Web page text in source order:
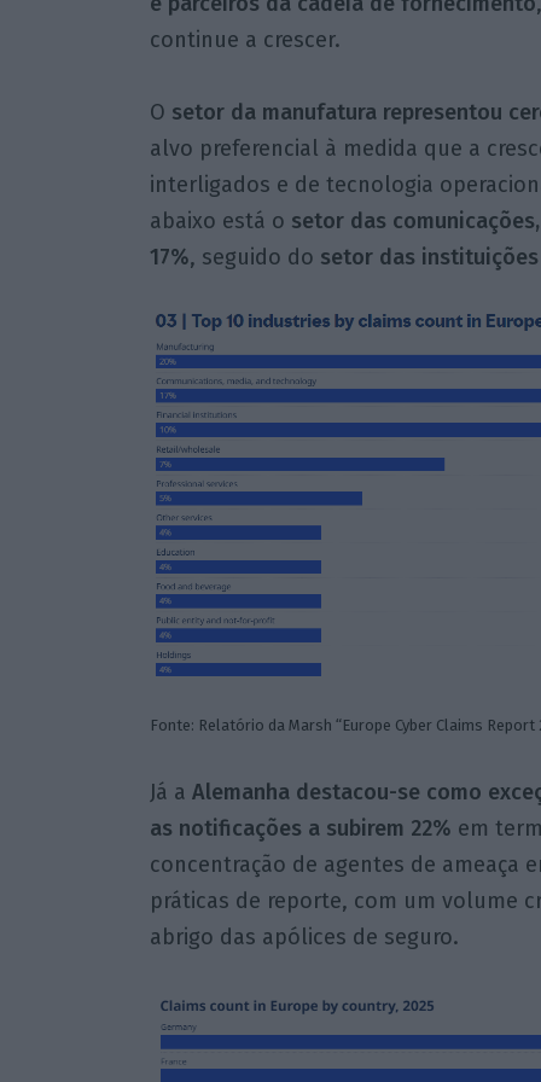
continue a crescer.
O setor da manufatura representou
alvo preferencial à medida que a
interligados e de tecnologia
abaixo está o setor das
17%, seguido do setor das instituições
Fonte: Relatório da Marsh “Europe Cyber Claims Report
Já a Alemanha destacou-se como
as notificações a subirem 22% em
concentração de agentes de ameaça
práticas de reporte, com um volume
abrigo das apólices de seguro.